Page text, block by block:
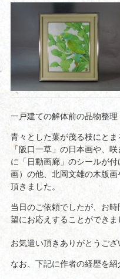
一戸建ての解体前の品物整理
青々とした葉が茂る枝にと
「阪口一草」の日本画や、
に「日動画廊」のシールが
画）の他、北岡文雄の木版
頂きました。
当日のご依頼でしたが、お
望にお応えすることができま
お気遣い頂きありがとうござ
なお、下記に作者の経歴を紹